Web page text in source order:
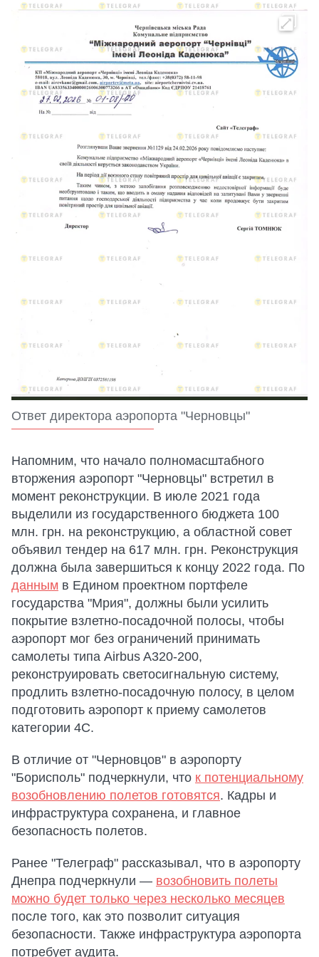
Ответ директора аэропорта "Черновцы"
Напомним, что начало полномасштабного
вторжения аэропорт "Черновцы" встретил в
момент реконструкции. В июле 2021 года
выделили из государственного бюджета 100
млн. грн. на реконструкцию, а областной совет
объявил тендер на 617 млн. грн. Реконструкция
должна была завершиться к концу 2022 года. По
данным в Едином проектном портфеле
государства "Мрия", должны были усилить
покрытие взлетно-посадочной полосы, чтобы
аэропорт мог без ограничений принимать
самолеты типа Airbus A320-200,
реконструировать светосигнальную систему,
продлить взлетно-посадочную полосу, в целом
подготовить аэропорт к приему самолетов
категории 4С.
В отличие от "Черновцов" в аэропорту
"Борисполь" подчеркнули, что к потенциальному
возобновлению полетов готовятся. Кадры и
инфраструктура сохранена, и главное
безопасность полетов.
Ранее "Телеграф" рассказывал, что в аэропорту
Днепра подчеркнули — возобновить полеты
можно будет только через несколько месяцев
после того, как это позволит ситуация
безопасности. Также инфраструктура аэропорта
потребует аудита.